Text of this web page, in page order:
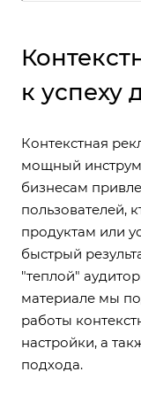
к успеху
Контекстная
мощный
бизнесам
пользователей,
продуктам или
быстрый
"теплой"
материале мы
работы
настройки, а
подхода.